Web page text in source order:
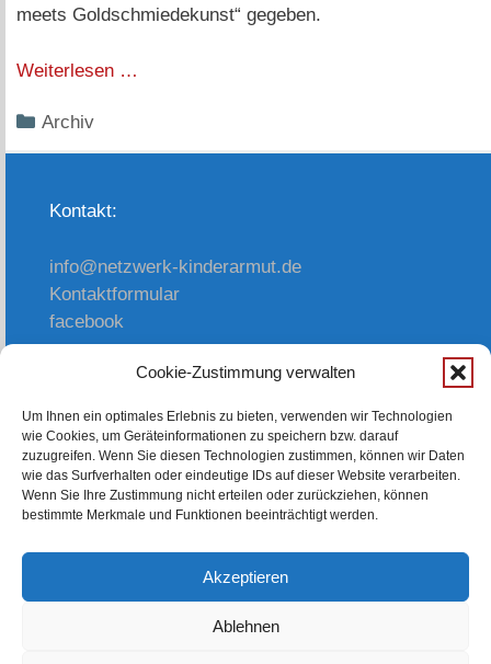
Cookie-Zustimmung verwalten
Um Ihnen ein optimales Erlebnis zu bieten, verwenden wir Technologien
wie Cookies, um Geräteinformationen zu speichern bzw. darauf
zuzugreifen. Wenn Sie diesen Technologien zustimmen, können wir Daten
wie das Surfverhalten oder eindeutige IDs auf dieser Website verarbeiten.
Wenn Sie Ihre Zustimmung nicht erteilen oder zurückziehen, können
bestimmte Merkmale und Funktionen beeinträchtigt werden.
Akzeptieren
Ablehnen
meets Goldschmiedekunst“ gegeben.
Weiterlesen …
Kategorien
Archiv
Kontakt:
info@netzwerk-kinderarmut.de
Kontaktformular
facebook
0214/ 312 3 178
E-Mail-Infodienst
Datenschutzerklärung